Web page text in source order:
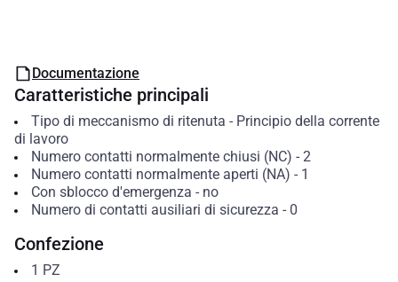
Documentazione
Caratteristiche principali
Tipo di meccanismo di ritenuta - Principio della corrente
di lavoro
Numero contatti normalmente chiusi (NC) - 2
Numero contatti normalmente aperti (NA) - 1
Con sblocco d'emergenza - no
Numero di contatti ausiliari di sicurezza - 0
Confezione
1 PZ